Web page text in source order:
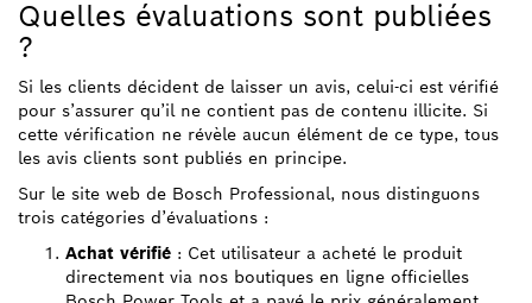
Quelles évaluations sont publiées
?
Si les clients décident de laisser un avis, celui-ci est vérifié
pour s’assurer qu’il ne contient pas de contenu illicite. Si
cette vérification ne révèle aucun élément de ce type, tous
les avis clients sont publiés en principe.
Sur le site web de Bosch Professional, nous distinguons
trois catégories d’évaluations :
Achat vérifié : Cet utilisateur a acheté le produit
directement via nos boutiques en ligne officielles